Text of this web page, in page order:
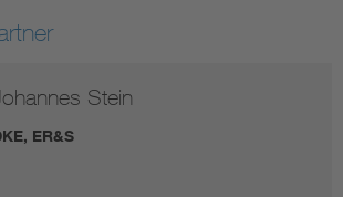
Stein
ER&S